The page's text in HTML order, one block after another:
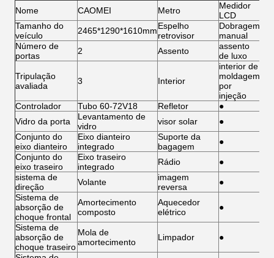
Nome CAOMEI Metro
Medidor
LCD
Tamanho do
veículo
2465*1290*1610mmEspelho
retrovisor
Dobragem
manual
Número de
portas
2 Assento
assento
de luxo
Tripulação
avaliada
3 Interior
interior de
moldagem
por
injeção
Controlador
Tubo 60-72V18 Refletor
●
Vidro da porta
Levantamento de
vidro
visor solar
●
Conjunto do
eixo dianteiro
Eixo dianteiro
integrado
Suporte da
bagagem
●
Conjunto do
eixo traseiro
Eixo traseiro
integrado
Rádio
●
sistema de
direção
Volante
imagem
reversa
●
Sistema de
absorção de
choque frontal
Amortecimento
composto
Aquecedor
elétrico
●
Sistema de
absorção de
choque traseiro
Mola de
amortecimento
Limpador ●